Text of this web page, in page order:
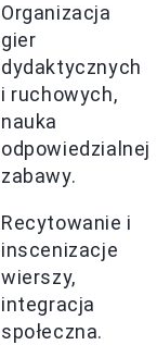
Organizacja
gier
dydaktycznych
i ruchowych,
nauka
odpowiedzialnej
zabawy.
Recytowanie i
inscenizacje
wierszy,
integracja
społeczna.